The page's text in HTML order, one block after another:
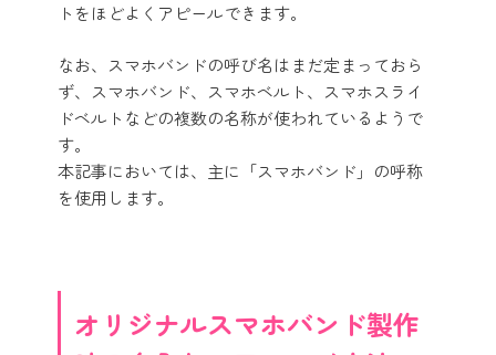
トをほどよくアピールできます。
なお、スマホバンドの呼び名はまだ定まっておら
ず、スマホバンド、スマホベルト、スマホスライ
ドベルトなどの複数の名称が使われているようで
す。
本記事においては、主に「スマホバンド」の呼称
を使用します。
オリジナルスマホバンド製作